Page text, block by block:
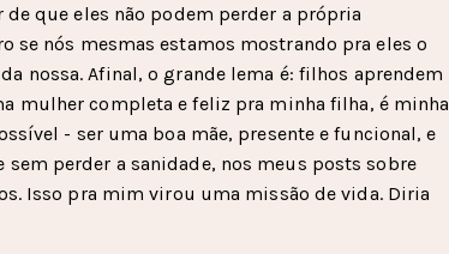
que eles não podem perder a própria
se nós mesmas estamos mostrando pra eles o
nossa. Afinal, o grande lema é: filhos aprendem
mulher completa e feliz pra minha filha, é minha
- ser uma boa mãe, presente e funcional, e
sem perder a sanidade, nos meus posts sobre
Isso pra mim virou uma missão de vida. Diria